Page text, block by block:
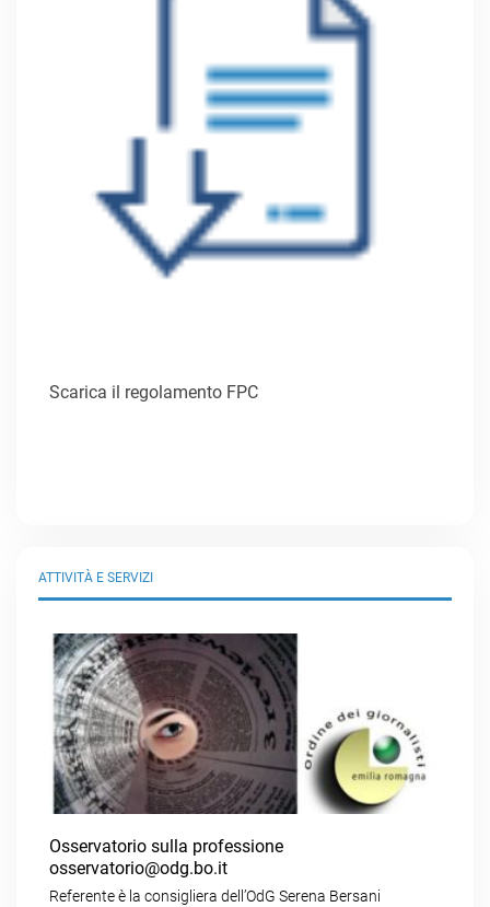
Scarica il regolamento FPC
ATTIVITÀ E SERVIZI
Osservatorio sulla professione
osservatorio@odg.bo.it
Referente è la consigliera dell’OdG Serena Bersani